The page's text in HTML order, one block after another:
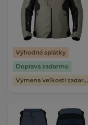
Výhodné splátky
Doprava zadarmo
Výmena veľkosti zadarmo